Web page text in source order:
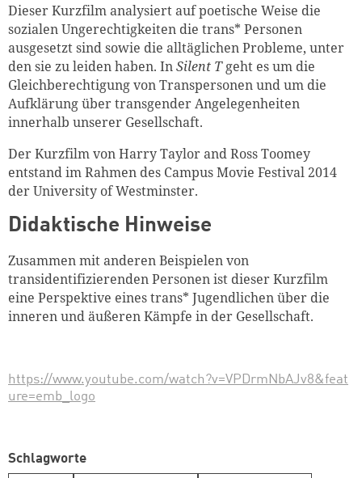
Dieser Kurzfilm analysiert auf poetische Weise die
sozialen Ungerechtigkeiten die trans* Personen
ausgesetzt sind sowie die alltäglichen Probleme, unter
den sie zu leiden haben. InSilent Tgeht es um die
Gleichberechtigung von Transpersonen und um die
Aufklärung über transgender Angelegenheiten
innerhalb unserer Gesellschaft.
Der Kurzfilm vonHarry Taylor and Ross Toomey
entstand im Rahmen des Campus Movie Festival 2014
der University of Westminster.
Didaktische Hinweise
Zusammen mit anderen Beispielen von
transidentifizierenden Personen ist dieser Kurzfilm
eine Perspektive eines trans* Jugendlichen über die
inneren und äußeren Kämpfe in der Gesellschaft.
https://www.youtube.com/watch?v=VPDrmNbAJv8&feat
ure=emb_logo
Schlagworte